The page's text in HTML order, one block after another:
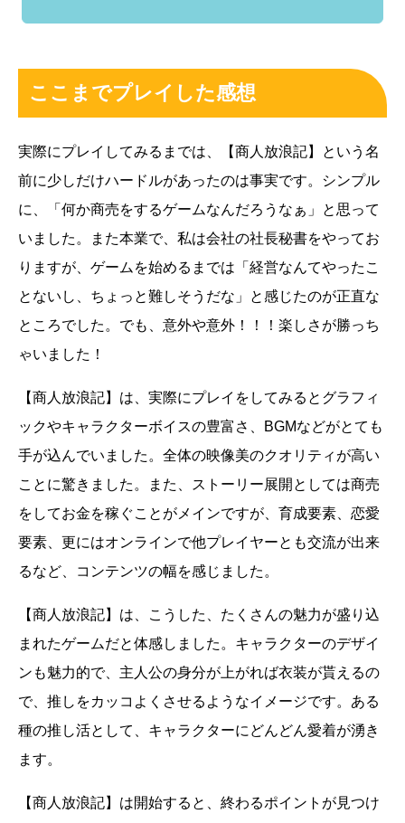
ここまでプレイした感想
実際にプレイしてみるまでは、【商人放浪記】という名
前に少しだけハードルがあったのは事実です。シンプル
に、「何か商売をするゲームなんだろうなぁ」と思って
いました。また本業で、私は会社の社長秘書をやってお
りますが、ゲームを始めるまでは「経営なんてやったこ
とないし、ちょっと難しそうだな」と感じたのが正直な
ところでした。でも、意外や意外！！！楽しさが勝っち
ゃいました！
【商人放浪記】は、実際にプレイをしてみるとグラフィ
ックやキャラクターボイスの豊富さ、BGMなどがとても
手が込んでいました。全体の映像美のクオリティが高い
ことに驚きました。また、ストーリー展開としては商売
をしてお金を稼ぐことがメインですが、育成要素、恋愛
要素、更にはオンラインで他プレイヤーとも交流が出来
るなど、コンテンツの幅を感じました。
【商人放浪記】は、こうした、たくさんの魅力が盛り込
まれたゲームだと体感しました。キャラクターのデザイ
ンも魅力的で、主人公の身分が上がれば衣装が貰えるの
で、推しをカッコよくさせるようなイメージです。ある
種の推し活として、キャラクターにどんどん愛着が湧き
ます。
【商人放浪記】は開始すると、終わるポイントが見つけ